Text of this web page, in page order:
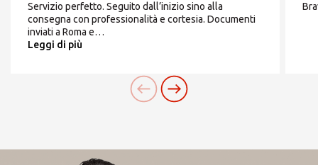
Servizio perfetto. Seguito dall’inizio sino alla
consegna con professionalità e cortesia. Documenti
inviati a Roma e…
Leggi di più
Cerchi un'alternativa?
CERCA TRA GLI OLTRE 500 CENTRI IN
Oppure puoi
09.00-13.00; 17.00-
Sabato